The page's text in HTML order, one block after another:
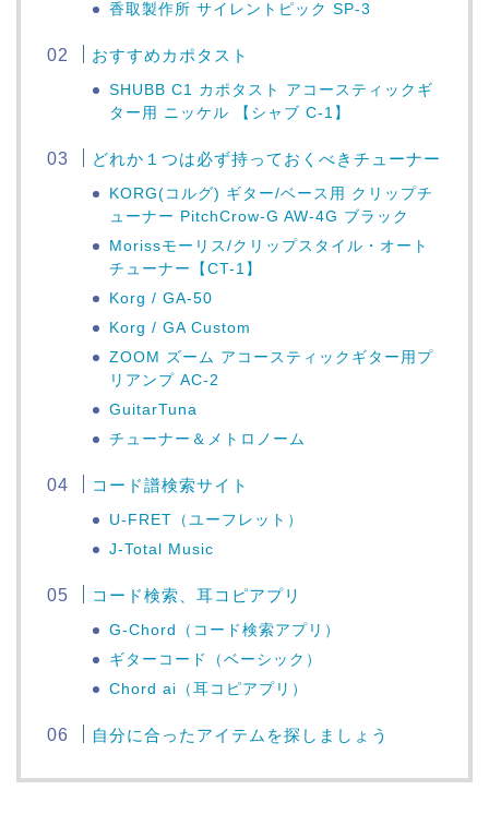
香取製作所 サイレントピック SP-3
おすすめカポタスト
SHUBB C1 カポタスト アコースティックギ
ター用 ニッケル 【シャブ C-1】
どれか１つは必ず持っておくべきチューナー
KORG(コルグ) ギター/ベース用 クリップチ
ューナー PitchCrow-G AW-4G ブラック
Morissモーリス/クリップスタイル・オート
チューナー【CT-1】
Korg / GA-50
Korg / GA Custom
ZOOM ズーム アコースティックギター用プ
リアンプ AC-2
GuitarTuna
チューナー＆メトロノーム
コード譜検索サイト
U-FRET（ユーフレット）
J-Total Music
コード検索、耳コピアプリ
G-Chord（コード検索アプリ）
ギターコード（ベーシック）
Chord ai（耳コピアプリ）
自分に合ったアイテムを探しましょう